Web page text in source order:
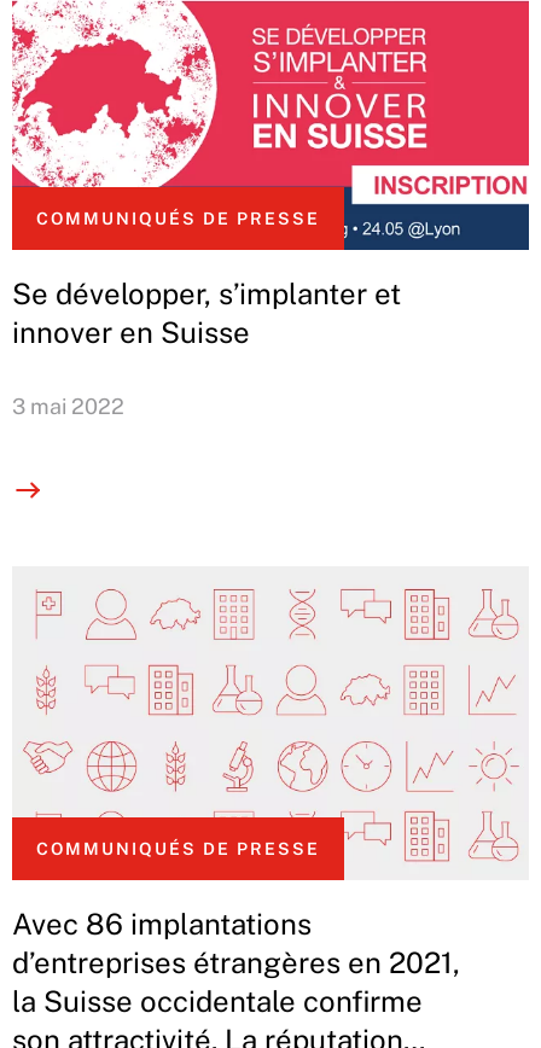
COMMUNIQUÉS DE PRESSE
Se développer, s’implanter et
innover en Suisse
3 mai 2022
COMMUNIQUÉS DE PRESSE
Avec 86 implantations
d’entreprises étrangères en 2021,
la Suisse occidentale confirme
son attractivité. La réputation